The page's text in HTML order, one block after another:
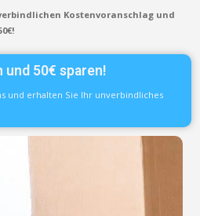
Kostenvoranschlag und
50€ sparen!
und erhalten Sie Ihr unverbindliches